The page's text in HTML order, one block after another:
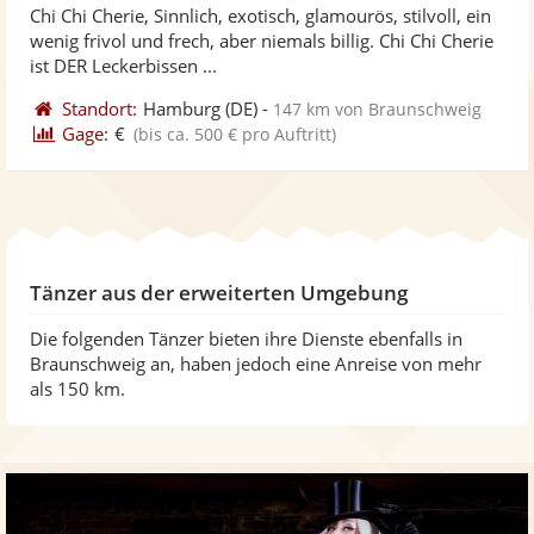
5
Chi Chi Cherie, Sinnlich, exotisch, glamourös, stilvoll, ein
wenig frivol und frech, aber niemals billig. Chi Chi Cherie
ist DER Leckerbissen ...
Standort: Hamburg (DE) - 147 km von Braunschweig
Gage: € (bis ca. 500 € pro Auftritt)
Tänzer aus der erweiterten Umgebung
Die folgenden Tänzer bieten ihre Dienste ebenfalls in
Braunschweig an, haben jedoch eine Anreise von mehr
als 150 km.